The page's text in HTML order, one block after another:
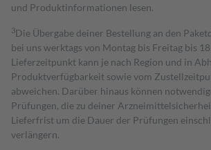
und Produktinformationen lesen.
3Die Übergabe deiner Bestellung an den
bei uns werktags von Montag bis Freitag bis
Lieferzeitpunkt kann je nach Region und in
Produktverfügbarkeit sowie vom
abweichen. Darüber hinaus können
Prüfungen, die zu deiner
Lieferfrist um die Dauer der Prüfungen
verlängern.